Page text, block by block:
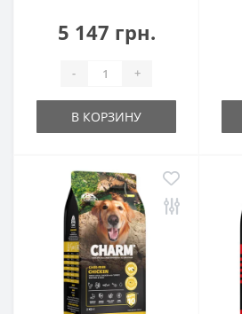
5 147 грн.
- +
В КОРЗИНУ